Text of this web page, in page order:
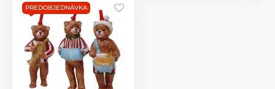
PREDOBJEDNÁVKA